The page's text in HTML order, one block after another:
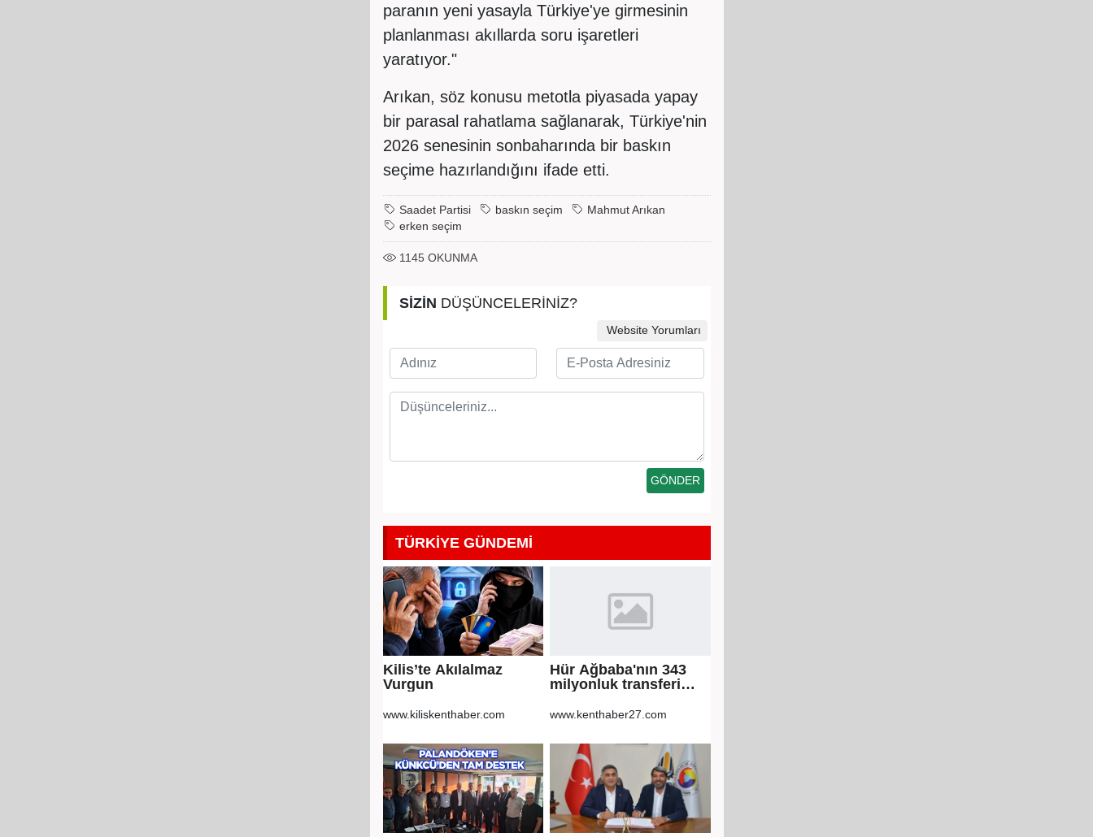
paranın yeni yasayla Türkiye'ye girmesinin
planlanması akıllarda soru işaretleri
yaratıyor."
Arıkan, söz konusu metotla piyasada yapay
bir parasal rahatlama sağlanarak, Türkiye'nin
2026 senesinin sonbaharında bir baskın
seçime hazırlandığını ifade etti.
Saadet Partisi baskın seçim
Mahmut Arıkan
erken seçim
1145 OKUNMA
SİZİN DÜŞÜNCELERİNİZ?
Website Yorumları
TÜRKİYE GÜNDEMİ
Kilis’te Akılalmaz
Vurgun
www.kiliskenthaber.com
Hür Ağbaba'nın 343
milyonluk transferi
Veli Ağbaba'ya
www.kenthaber27.com